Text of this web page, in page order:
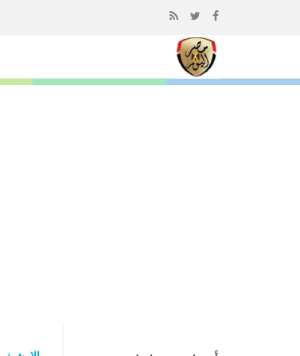
المحتوى